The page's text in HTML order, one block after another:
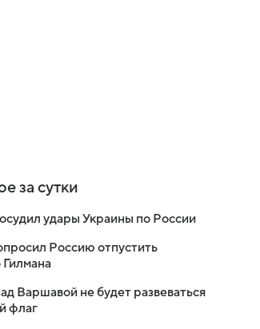
за сутки
удары Украины по России
Россию отпустить
Варшавой не будет развеваться
флаг